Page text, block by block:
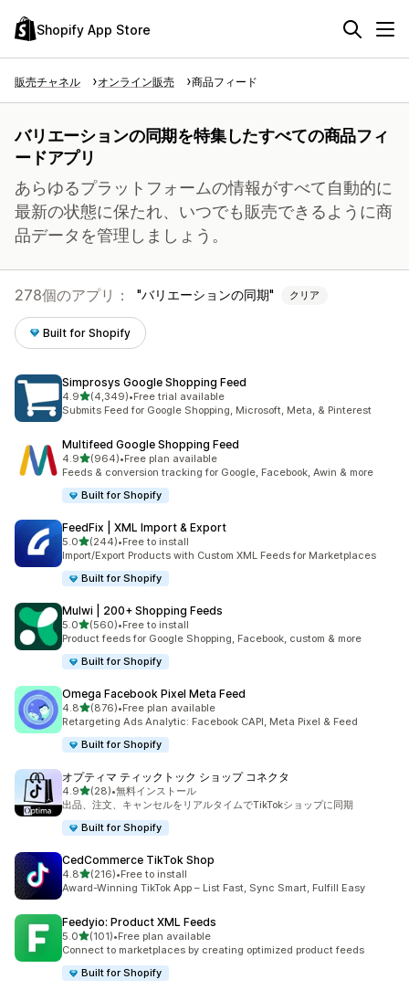
Shopify App Store
販売チャネル オンライン販売 商品フィード
バリエーションの同期を特集したすべての商品フィ
ードアプリ
あらゆるプラットフォームの情報がすべて自動的に
最新の状態に保たれ、いつでも販売できるように商
品データを管理しましょう。
278個のアプリ： バリエーションの同期 クリア
Built for Shopify
Simprosys Google Shopping Feed
4.95つ星中
(4,349)
合計レビュー数：4349件
•Free trial available
Submits Feed for Google Shopping, Microsoft, Meta, & Pinterest
Multifeed Google Shopping Feed
4.95つ星中
(964)
合計レビュー数：964件
•Free plan available
Feeds & conversion tracking for Google, Facebook, Awin & more
Built for Shopify
FeedFix | XML Import & Export
5.05つ星中
(244)
合計レビュー数：244件
•Free to install
Import/Export Products with Custom XML Feeds for Marketplaces
Built for Shopify
Mulwi | 200+ Shopping Feeds
5.05つ星中
(560)
合計レビュー数：560件
•Free to install
Product feeds for Google Shopping, Facebook, custom & more
Built for Shopify
Omega Facebook Pixel Meta Feed
4.85つ星中
(876)
合計レビュー数：876件
•Free plan available
Retargeting Ads Analytic: Facebook CAPI, Meta Pixel & Feed
Built for Shopify
オプティマ ティックトック ショップ コネクタ
4.95つ星中
(28)
合計レビュー数：28件
•無料インストール
出品、注文、キャンセルをリアルタイムでTikTokショップに同期
Built for Shopify
CedCommerce TikTok Shop
4.85つ星中
(216)
合計レビュー数：216件
•Free to install
Award-Winning TikTok App – List Fast, Sync Smart, Fulfill Easy
Feedyio: Product XML Feeds
5.05つ星中
(101)
合計レビュー数：101件
•Free plan available
Connect to marketplaces by creating optimized product feeds
Built for Shopify